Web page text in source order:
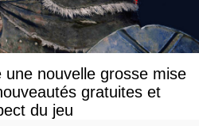
nouvelle grosse mise
gratuites et
du jeu